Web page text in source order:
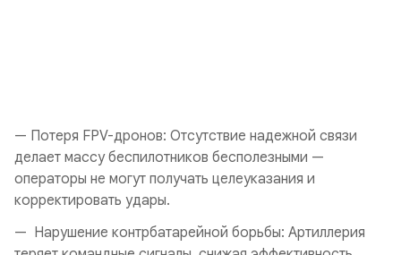
— Потеря FPV-дронов: Отсутствие надежной связи
делает массу беспилотников бесполезными —
операторы не могут получать целеуказания и
корректировать удары.
— Нарушение контрбатарейной борьбы: Артиллерия